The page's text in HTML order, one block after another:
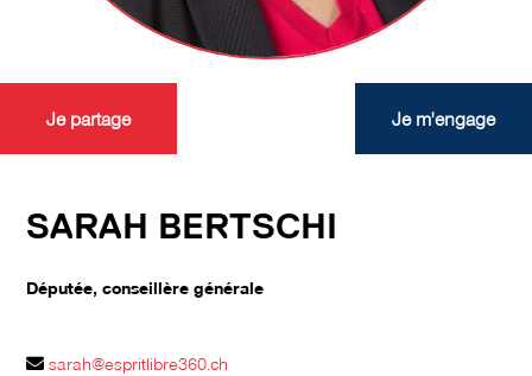
SARAH BERTSCHI
Députée, conseillère générale
sarah@espritlibre360.ch
Je partage Je m'engage